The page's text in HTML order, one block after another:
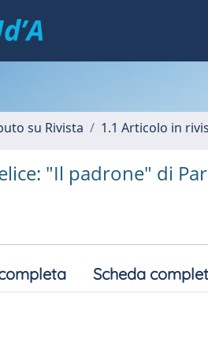
su Rivista 1.1 Articolo in
"Il padrone" di
Scheda